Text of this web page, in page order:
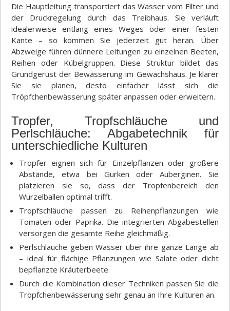
Die Hauptleitung transportiert das Wasser vom Filter und
der Druckregelung durch das Treibhaus. Sie verläuft
idealerweise entlang eines Weges oder einer festen
Kante – so kommen Sie jederzeit gut heran. Über
Abzweige führen dünnere Leitungen zu einzelnen Beeten,
Reihen oder Kübelgruppen. Diese Struktur bildet das
Grundgerüst der Bewässerung im Gewächshaus. Je klarer
Sie sie planen, desto einfacher lässt sich die
Tröpfchenbewässerung später anpassen oder erweitern.
Tropfer, Tropfschläuche und
Perlschläuche: Abgabetechnik für
unterschiedliche Kulturen
Tropfer eignen sich für Einzelpflanzen oder größere
Abstände, etwa bei Gurken oder Auberginen. Sie
platzieren sie so, dass der Tropfenbereich den
Wurzelballen optimal trifft.
Tropfschläuche passen zu Reihenpflanzungen wie
Tomaten oder Paprika. Die integrierten Abgabestellen
versorgen die gesamte Reihe gleichmäßig.
Perlschläuche geben Wasser über ihre ganze Länge ab
– ideal für flächige Pflanzungen wie Salate oder dicht
bepflanzte Kräuterbeete.
Durch die Kombination dieser Techniken passen Sie die
Tröpfchenbewässerung sehr genau an Ihre Kulturen an.